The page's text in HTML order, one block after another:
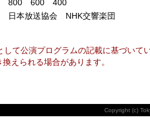
800 600 400
日本放送協会 NHK交響楽団
て公演プログラムの記載に基づいて
えられる場合があります。
Copyright (c)